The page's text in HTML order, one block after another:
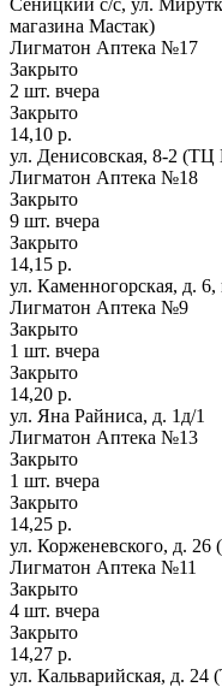
магазина Мастак)
Лигматон Аптека №17
Закрыто
2 шт. вчера
Закрыто
14,10 р.
ул. Денисовская, 8-2
Лигматон Аптека №18
Закрыто
9 шт. вчера
Закрыто
14,15 р.
ул. Каменногорская, д.
Лигматон Аптека №9
Закрыто
1 шт. вчера
Закрыто
14,20 р.
ул. Яна Райниса, д. 1д/1
Лигматон Аптека №13
Закрыто
1 шт. вчера
Закрыто
14,25 р.
ул. Корженевского, д.
Лигматон Аптека №11
Закрыто
4 шт. вчера
Закрыто
14,27 р.
ул. Кальварийская, д. 24